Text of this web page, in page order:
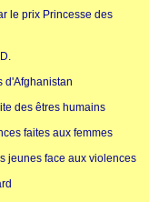
le prix Princesse des
d'Afghanistan
des êtres humains
faites aux femmes
jeunes face aux violences